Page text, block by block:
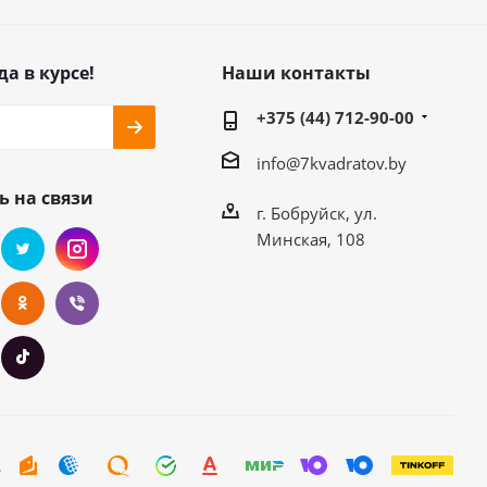
в курсе!
на связи
Наши контакты
+375 (44) 712-90-00
info@7kvadratov.by
г. Бобруйск, ул.
Минская, 108